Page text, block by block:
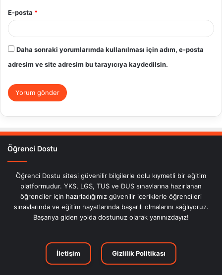
E-posta *
Daha sonraki yorumlarımda kullanılması için adım, e-posta
adresim ve site adresim bu tarayıcıya kaydedilsin.
Öğrenci Dostu
Öğrenci Dostu sitesi güvenilir bilgilerle dolu kıymetli bir eğitim
platformudur. YKS, LGS, TUS ve DUS sınavlarına hazırlanan
öğrenciler için hazırladığımız güvenilir içeriklerle öğrencileri
sınavlarında ve eğitim hayatlarında başarılı olmalarını sağlıyoruz.
Başarıya giden yolda dostunuz olarak yanınızdayız!
İletişim Gizlilik Politikası